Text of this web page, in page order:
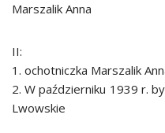
Marszalik Anna
II:
1. ochotniczka Marszalik
2. W październiku 1939 r.
Lwowskie